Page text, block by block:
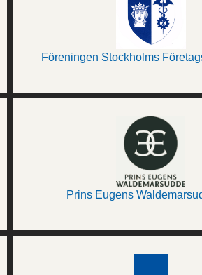
Föreningen Stockholms
Prins Eugens